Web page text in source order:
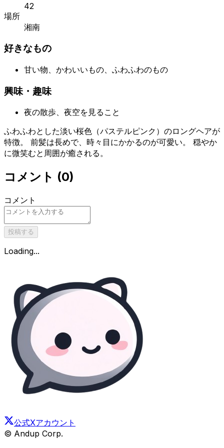
42
場所
湘南
好きなもの
甘い物、かわいいもの、ふわふわのもの
興味・趣味
夜の散歩、夜空を見ること
ふわふわとした淡い桜色（パステルピンク）のロングヘアが
特徴。 前髪は長めで、時々目にかかるのが可愛い。 穏やか
に微笑むと周囲が癒される。
コメント (0)
コメント
投稿する
Loading...
公式Xアカウント
© Andup Corp.